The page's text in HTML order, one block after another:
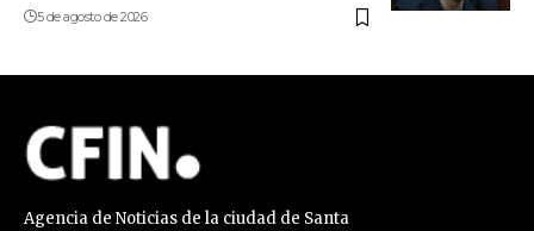
5 de agosto de 2026
Agencia de Noticias de la ciudad de Santa